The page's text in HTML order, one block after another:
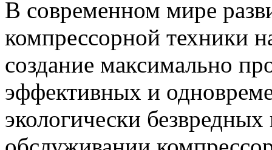
В современном мире
компрессорной техники
создание максимально
эффективных и
экологически